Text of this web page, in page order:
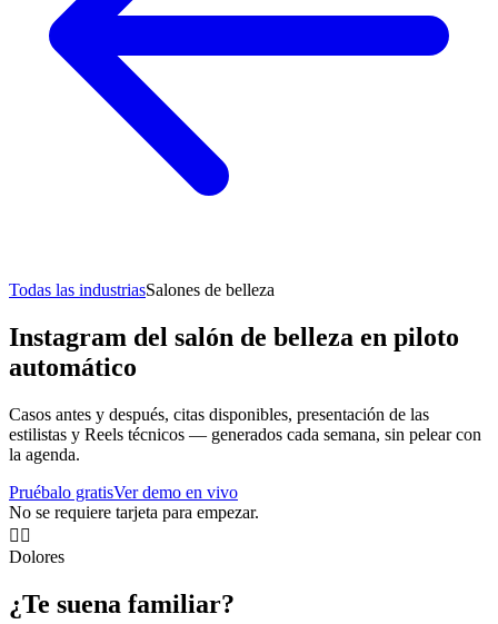
Todas las industriasSalones de belleza
Instagram del salón de belleza en piloto
automático
Casos antes y después, citas disponibles, presentación de las
estilistas y Reels técnicos — generados cada semana, sin pelear con
la agenda.
Pruébalo gratisVer demo en vivo
No se requiere tarjeta para empezar.
💇‍♀️
Dolores
¿Te suena familiar?